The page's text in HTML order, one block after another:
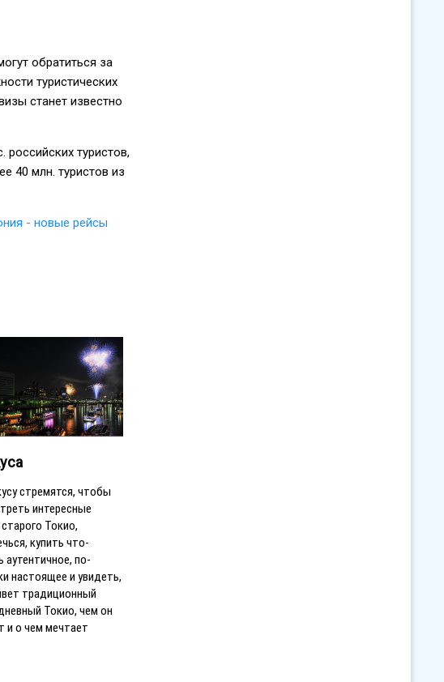
обратиться за
туристических
станет известно
туристов,
40 млн. туристов из
- новые рейсы
стремятся, чтобы
интересные
Токио,
купить что-
аутентичное, по-
настоящее и увидеть,
традиционный
Токио, чем он
и о чем мечтает